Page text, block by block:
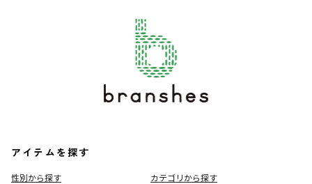
アイテムを探す
性別から探す
カテゴリから探す